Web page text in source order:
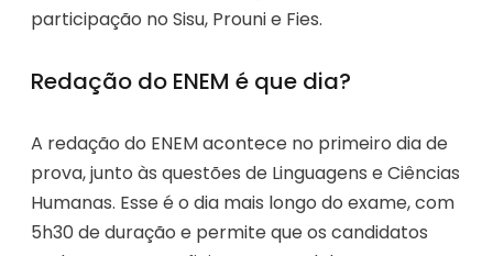
participação no Sisu, Prouni e Fies.
Redação do ENEM é que dia?
A redação do ENEM acontece no primeiro dia de
prova, junto às questões de Linguagens e Ciências
Humanas. Esse é o dia mais longo do exame, com
5h30 de duração e permite que os candidatos